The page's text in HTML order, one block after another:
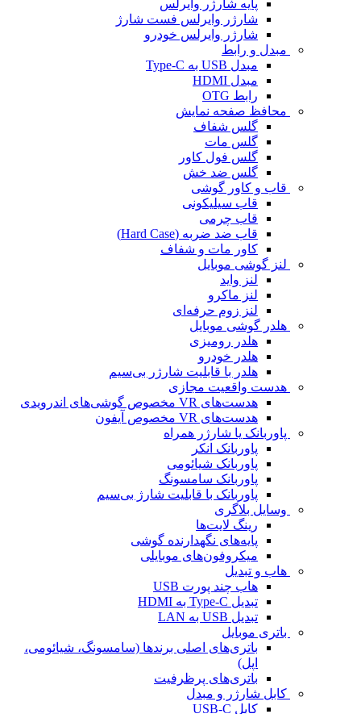
پایه شارژر وایرلس
شارژر وایرلس فست شارژ
شارژر وایرلس خودرو
مبدل و رابط
مبدل USB به Type-C
مبدل HDMI
رابط OTG
محافظ صفحه نمایش
گلس شفاف
گلس مات
گلس فول کاور
گلس ضد خش
قاب و کاور گوشی
قاب سیلیکونی
قاب چرمی
قاب ضد ضربه (Hard Case)
کاور مات و شفاف
لنز گوشی موبایل
لنز واید
لنز ماکرو
لنز زوم حرفه‌ای
هلدر گوشی موبایل
هلدر رومیزی
هلدر خودرو
هلدر با قابلیت شارژر بی‌سیم
هدست واقعیت مجازی
هدست‌های VR مخصوص گوشی‌های اندرویدی
هدست‌های VR مخصوص آیفون
پاوربانک یا شارژر همراه
پاوربانک انکر
پاوربانک شیائومی
پاوربانک سامسونگ
پاوربانک با قابلیت شارژ بی‌سیم
وسایل بلاگری
رینگ لایت‌ها
پایه‌های نگهدارنده گوشی
میکروفون‌های موبایلی
هاب و تبدیل
هاب چند پورت USB
تبدیل Type-C به HDMI
تبدیل USB به LAN
باتری موبایل
باتری‌های اصلی برندها (سامسونگ، شیائومی،
اپل)
باتری‌های پرظرفیت
کابل شارژر و مبدل
کابل USB-C